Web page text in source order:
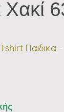
Χακί
Tshirt Παιδικα